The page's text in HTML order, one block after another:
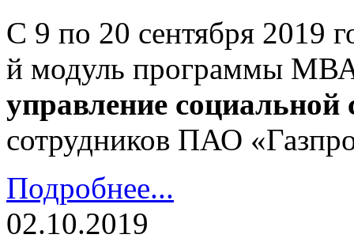
С 9 по 20 сентября
й модуль программы
управление
сотрудников ПАО
Подробнее...
02.10.2019